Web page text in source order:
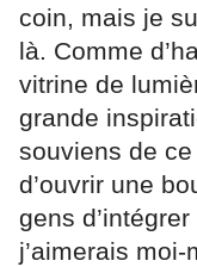
coin, mais je
là. Comme
vitrine de
grande
souviens de ce
d’ouvrir une
gens
j’aimerais